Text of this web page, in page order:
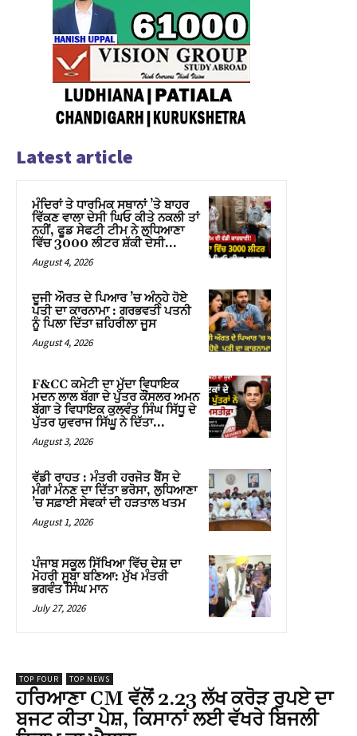
Latest article
ਮੰਦਿਰਾਂ ਤੇ ਧਾਰਮਿਕ ਸਥਾਨਾਂ ’ਤੇ ਬਾਹਰ
ਵਿੱਕਣ ਵਾਲਾ ਦੇਸੀ ਘਿਓ ਕੀਤੇ ਨਕਲੀ ਤਾਂ
ਨਹੀਂ, ਫੂਡ ਸੇਫਟੀ ਟੀਮ ਨੇ ਲੁਧਿਆਣਾ
ਵਿੱਚ 3000 ਲੀਟਰ ਸ਼ੱਕੀ ਦੇਸੀ...
August 4, 2026
ਦੂਜੀ ਔਰਤ ਦੇ ਪਿਆਰ ’ਚ ਅੰਨ੍ਹੇ ਹੋਏ
ਪਤੀ ਦਾ ਕਾਰਨਾਮਾ : ਗਰਭਵਤੀ ਪਤਨੀ
ਨੂੰ ਪਿਲਾ ਦਿੱਤਾ ਜ਼ਹਿਰੀਲਾ ਜੂਸ
August 4, 2026
F&CC ਕਮੇਟੀ ਦਾ ਮੁੱਦਾ ਵਿਧਾਇਕ
ਮਦਨ ਲਾਲ ਬੱਗਾ ਦੇ ਪੁੱਤਰ ਕੌਂਸਲਰ ਅਮਨ
ਬੱਗਾ ਤੇ ਵਿਧਾਇਕ ਕੁਲਵੰਤ ਸਿੰਘ ਸਿੱਧੂ ਦੇ
ਪੁੱਤਰ ਯੁਵਰਾਜ ਸਿੱਘੂ ਨੇ ਦਿੱਤਾ...
August 3, 2026
ਵੱਡੀ ਰਾਹਤ : ਮੰਤਰੀ ਹਰਜੋਤ ਬੈਂਸ ਦੇ
ਮੰਗਾਂ ਮੰਨਣ ਦਾ ਦਿੱਤਾ ਭਰੋਸਾ, ਲੁਧਿਆਣਾ
’ਚ ਸਫ਼ਾਈ ਸੇਵਕਾਂ ਦੀ ਹੜਤਾਲ ਖਤਮ
August 1, 2026
ਪੰਜਾਬ ਸਕੂਲ ਸਿੱਖਿਆ ਵਿੱਚ ਦੇਸ਼ ਦਾ
ਮੋਹਰੀ ਸੂਬਾ ਬਣਿਆ: ਮੁੱਖ ਮੰਤਰੀ
ਭਗਵੰਤ ਸਿੰਘ ਮਾਨ
July 27, 2026